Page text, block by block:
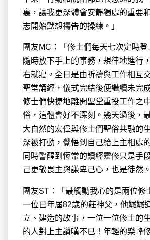
裏，讓我更深體會安靜獨處的重要
志開始默想禱告的操練。」
團友MC：「修士們每天七次定時登
隨時放下手上的事務，規律地進行
右就寢。全日是由祈禱與工作相互
聖堂誦經，儀式完結後便繼續未完
修士們快捷地離開聖堂重投工作之
俗，這體會好不深刻。幾天過後，
大自然的宏偉與修士們聖俗共融的
深被打動，覺悟到自己給上主相處
同時警醒到恆常的讀經靈修只是手
己更敬畏主與謙卑己心，也是徒然。
團友ST：「最觸動我心的是兩位修
一位已年屆82歲的莊神父，他娓娓
立、建造的故事，一位一位修士的
的人對上主讚嘆不已！年輕的樂峰